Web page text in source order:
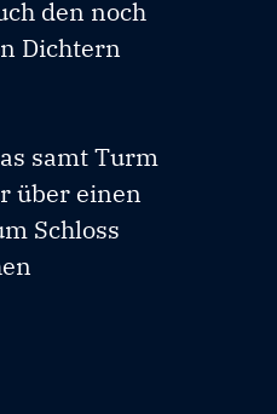
den noch
Dichtern
samt Turm
über einen
Schloss